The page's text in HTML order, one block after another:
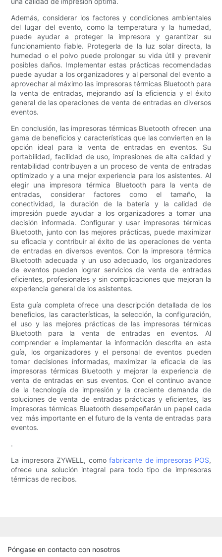
Además, considerar los factores y condiciones ambientales
del lugar del evento, como la temperatura y la humedad,
puede ayudar a proteger la impresora y garantizar su
funcionamiento fiable. Protegerla de la luz solar directa, la
humedad o el polvo puede prolongar su vida útil y prevenir
posibles daños. Implementar estas prácticas recomendadas
puede ayudar a los organizadores y al personal del evento a
aprovechar al máximo las impresoras térmicas Bluetooth para
la venta de entradas, mejorando así la eficiencia y el éxito
general de las operaciones de venta de entradas en diversos
eventos.
En conclusión, las impresoras térmicas Bluetooth ofrecen una
gama de beneficios y características que las convierten en la
opción ideal para la venta de entradas en eventos. Su
portabilidad, facilidad de uso, impresiones de alta calidad y
rentabilidad contribuyen a un proceso de venta de entradas
optimizado y a una mejor experiencia para los asistentes. Al
elegir una impresora térmica Bluetooth para la venta de
entradas, considerar factores como el tamaño, la
conectividad, la duración de la batería y la calidad de
impresión puede ayudar a los organizadores a tomar una
decisión informada. Configurar y usar impresoras térmicas
Bluetooth, junto con las mejores prácticas, puede maximizar
su eficacia y contribuir al éxito de las operaciones de venta
de entradas en diversos eventos. Con la impresora térmica
Bluetooth adecuada y un uso adecuado, los organizadores
de eventos pueden lograr servicios de venta de entradas
eficientes, profesionales y sin complicaciones que mejoran la
experiencia general de los asistentes.
Esta guía completa ofrece una descripción detallada de los
beneficios, las características, la selección, la configuración,
el uso y las mejores prácticas de las impresoras térmicas
Bluetooth para la venta de entradas en eventos. Al
comprender e implementar la información descrita en esta
guía, los organizadores y el personal de eventos pueden
tomar decisiones informadas, maximizar la eficacia de las
impresoras térmicas Bluetooth y mejorar la experiencia de
venta de entradas en sus eventos. Con el continuo avance
de la tecnología de impresión y la creciente demanda de
soluciones de venta de entradas prácticas y eficientes, las
impresoras térmicas Bluetooth desempeñarán un papel cada
vez más importante en el futuro de la venta de entradas para
eventos.
.
La impresora ZYWELL, comofabricante de impresoras POS,
ofrece una solución integral para todo tipo de impresoras
térmicas de recibos.
Póngase en contacto con nosotros